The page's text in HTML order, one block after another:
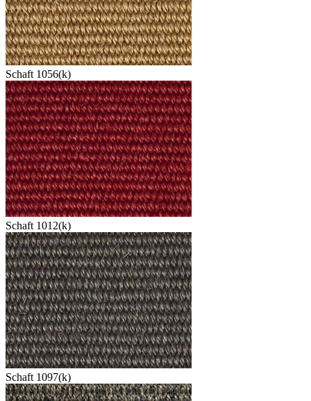
Schaft 1056(k)
Schaft 1012(k)
Schaft 1097(k)